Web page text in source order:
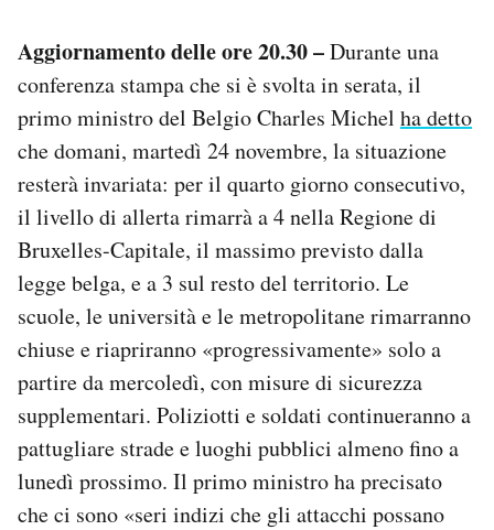
SHOP
CALENDARIO
AREA PERSONALE
Area Personale
Newsletter
Notifiche mobile
Regala il Post
Hai bisogno di aiuto?
Esci
Aggiornamento delle ore 20.30 –Durante una
conferenza stampa che si è svolta in serata, il
primo ministro del Belgio Charles Michel ha detto
che domani, martedì 24 novembre, la situazione
resterà invariata: per il quarto giorno consecutivo,
il livello di allerta rimarrà a 4 nella Regione di
Bruxelles-Capitale, il massimo previsto dalla
legge belga, e a 3 sul resto del territorio. Le
scuole, le università e le metropolitane rimarranno
chiuse e riapriranno «progressivamente» solo a
partire da mercoledì, con misure di sicurezza
supplementari. Poliziotti e soldati continueranno a
pattugliare strade e luoghi pubblici almeno fino a
lunedì prossimo. Il primo ministro ha precisato
che ci sono «seri indizi che gli attacchi possano